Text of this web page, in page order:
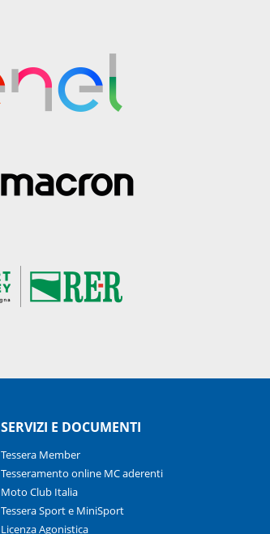
SERVIZI E DOCUMENTI
Tessera Member
Tesseramento online MC aderenti
Moto Club Italia
Tessera Sport e MiniSport
Licenza Agonistica